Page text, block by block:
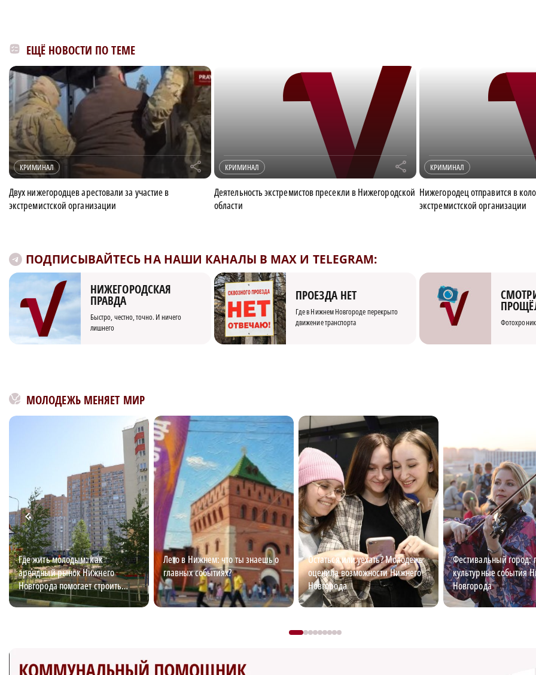
ЕЩЁ НОВОСТИ ПО ТЕМЕ
КРИМИНАЛ r
Двух нижегородцев арестовали за участие в
экстремистской организации
КРИМИНАЛ r
Деятельность экстремистов пресекли в Нижегородской
области
КРИМИНАЛ
Нижегородец отправится в
экстремистской организации
ПОДПИСЫВАЙТЕСЬ НА НАШИ КАНАЛЫ В MAX И TELEGRAM:
НИЖЕГОРОДСКАЯ
ПРАВДА
Быстро, честно, точно. И ничего
лишнего
ПРОЕЗДА НЕТ
Где в Нижнем Новгороде перекрыто
движение транспорта
МОЛОДЕЖЬ МЕНЯЕТ МИР
Где жить молодым: как
арендный рынок Нижнего
Новгорода помогает строить
карьеру
Лето в Нижнем: что ты знаешь о
главных событиях?
Остаться или уехать? Молодежь
оценила возможности Нижнего
Новгорода
Фестивальный город:
культурные события
Новгорода